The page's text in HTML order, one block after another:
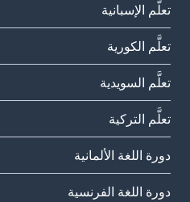
تعلَّم الإسبانية
تعلَّم الكورية
تعلَّم السويدية
تعلَّم التركية
دورة اللغة الألمانية
دورة اللغة الفرنسية